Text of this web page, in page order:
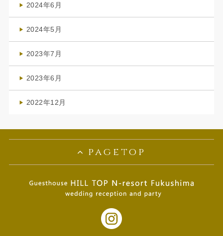
2024年6月
2024年5月
2023年7月
2023年6月
2022年12月
pagetop